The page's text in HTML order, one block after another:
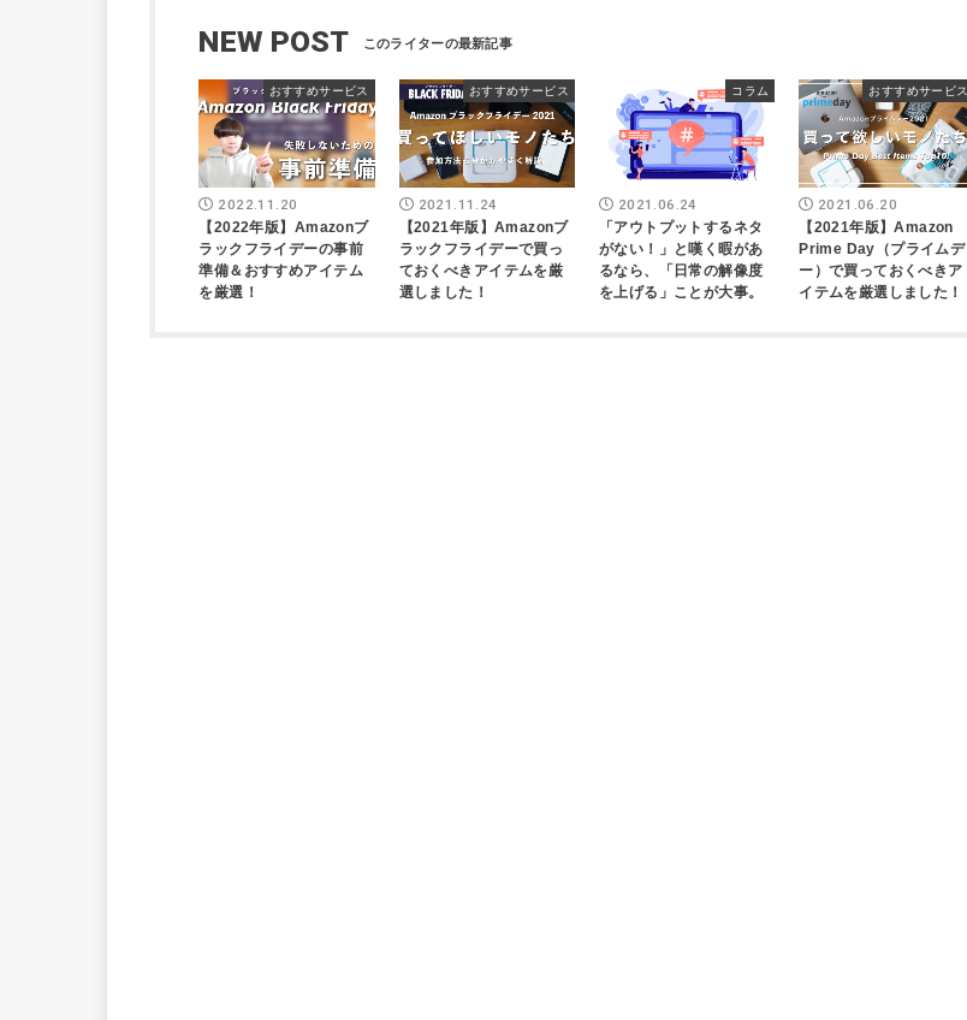
NEW POST
おすすめサービス
2022.11.20
【2022年版】Amazonブ
ラックフライデーの事前
準備＆おすすめアイテム
を厳選！
おすすめサービス
2021.11.24
【2021年版】Amazonブ
ラックフライデーで買っ
ておくべきアイテムを厳
選しました！
コラム
2021.06.24
「アウトプットするネタ
がない！」と嘆く暇があ
るなら、「日常の解像度
を上げる」ことが大事。
おすすめサービス
2021.06.20
【2021年版】Amazon
Prime Day（プライムデ
ー）で買っておくべきア
イテムを厳選しました！